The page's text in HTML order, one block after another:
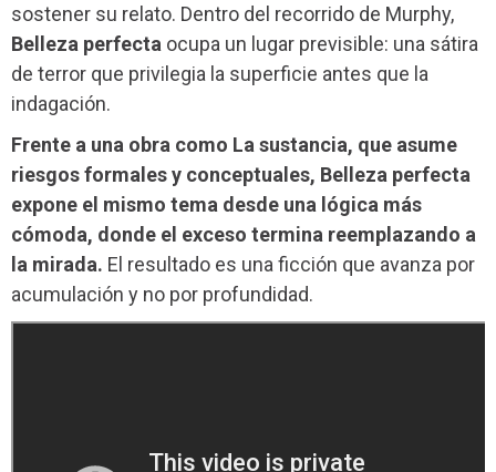
sostener su relato. Dentro del recorrido de Murphy,
Belleza perfecta ocupa un lugar previsible: una sátira
de terror que privilegia la superficie antes que la
indagación.
Frente a una obra como La sustancia, que asume
riesgos formales y conceptuales, Belleza perfecta
expone el mismo tema desde una lógica más
cómoda, donde el exceso termina reemplazando a
la mirada. El resultado es una ficción que avanza por
acumulación y no por profundidad.